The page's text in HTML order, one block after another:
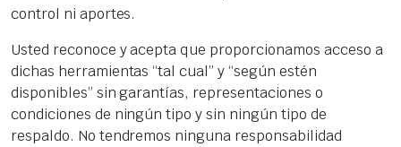
control ni aportes.
Usted reconoce y acepta que proporcionamos acceso a
dichas herramientas “tal cual” y “según estén
disponibles” sin garantías, representaciones o
condiciones de ningún tipo y sin ningún tipo de
respaldo. No tendremos ninguna responsabilidad